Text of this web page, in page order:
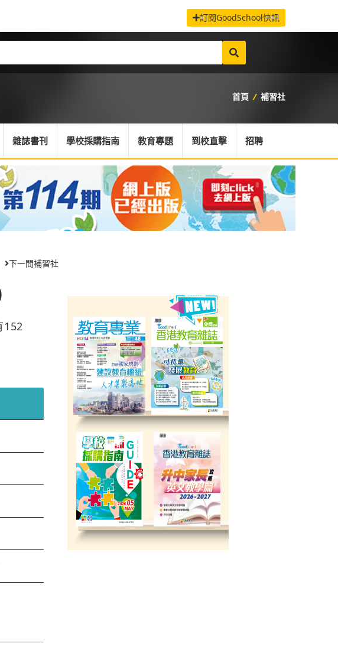
訂閱GoodSchool快訊
首頁 / 補習社
雜誌書刊 學校採購指南 教育專題 到校直擊 招聘
下一間補習社
152